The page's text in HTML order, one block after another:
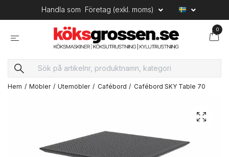
Handla som Företag (exkl. moms)
0
Hem Möbler Utemöbler Cafébord Cafébord SKY Table 70